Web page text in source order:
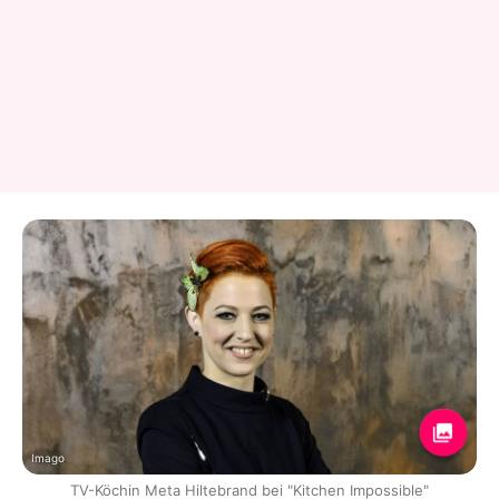
Imago
TV-Köchin Meta Hiltebrand bei "Kitchen Impossible"